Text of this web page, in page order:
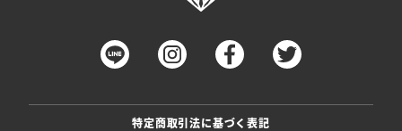
特定商取引法に基づく表記